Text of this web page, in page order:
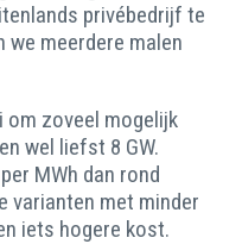
privébedrijf te
we meerdere malen
om zoveel mogelijk
wel liefst 8 GW.
MWh dan rond
varianten met minder
iets hogere kost.